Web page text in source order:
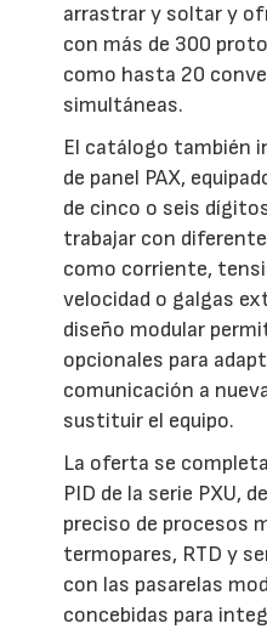
arrastrar y soltar y
con más de 300
como hasta 20
simultáneas.
El catálogo también
de panel PAX,
de cinco o seis
trabajar con
como corriente,
velocidad o galgas
diseño modular
opcionales para
comunicación a
sustituir el equipo.
La oferta se
PID de la serie PXU,
preciso de procesos
termopares, RTD y
con las pasarelas
concebidas para